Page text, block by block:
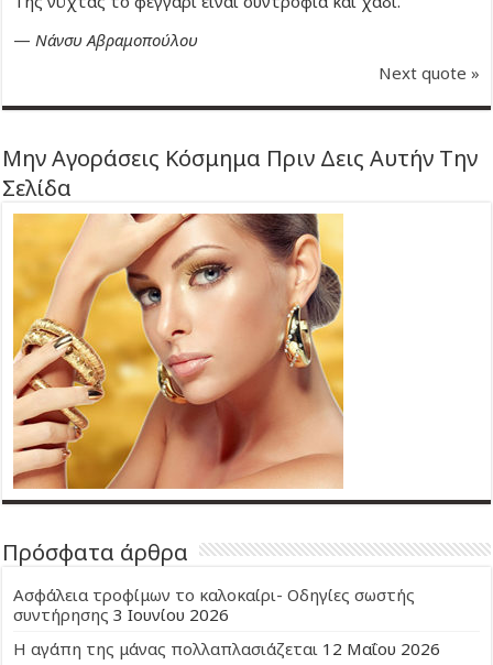
— Νάνσυ Αβραμοπούλου
Next quote »
Μην Αγοράσεις Κόσμημα Πριν Δεις Αυτήν Την
Σελίδα
Πρόσφατα άρθρα
Ασφάλεια τροφίμων το καλοκαίρι- Οδηγίες σωστής
συντήρησης 3 Ιουνίου 2026
Η αγάπη της μάνας πολλαπλασιάζεται 12 Μαΐου 2026